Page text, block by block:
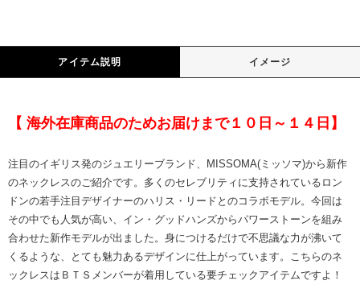
アイテム説明 イメージ
【 海外在庫商品のためお届けまで１０日～１４日】
注目のイギリス発のジュエリーブランド、MISSOMA(ミッソマ)から新作
のネックレスのご紹介です。多くのセレブリティに支持されているロン
ドンの若手注目デザイナーのハリス・リードとのコラボモデル。今回は
その中でも人気が高い、イン・グッドハンズからパワーストーンを組み
合わせた新作モデルが出ました。身につけるだけで不思議な力が沸いて
くるような、とても魅力あるデザインに仕上がっています。こちらのネ
ックレスはＢＴＳメンバーが着用している要チェックアイテムですよ！